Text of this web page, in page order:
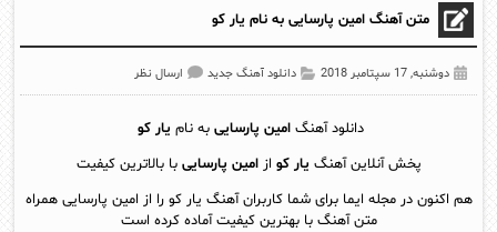
متن آهنگ امین پارسایی به نام یار کو
دوشنبه, 17 سپتامبر 2018 دانلود آهنگ جدید ارسال نظر
دانلود آهنگ امین پارسایی به نام یار کو
پخش آنلاين آهنگ یار کو ازامین پارسایی با بالاترین کیفیت
هم اکنون در مجله ایما برای شما کاربران آهنگ یار کو را از امین پارسایی همراه
متن آهنگ با بهترین کیفیت آماده کرده است